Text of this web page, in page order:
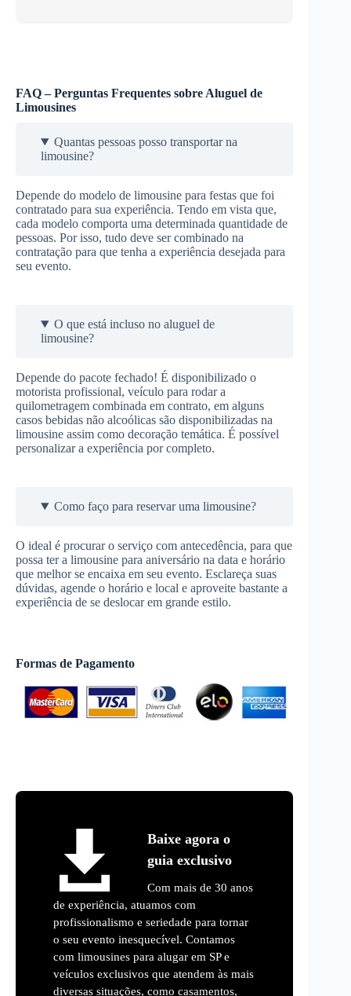
FAQ – Perguntas Frequentes sobre Aluguel de
Limousines
Quantas pessoas posso transportar na
limousine?
Depende do modelo de limousine para festas que foi
contratado para sua experiência. Tendo em vista que,
cada modelo comporta uma determinada quantidade de
pessoas. Por isso, tudo deve ser combinado na
contratação para que tenha a experiência desejada para
seu evento.
O que está incluso no aluguel de
limousine?
Depende do pacote fechado! É disponibilizado o
motorista profissional, veículo para rodar a
quilometragem combinada em contrato, em alguns
casos bebidas não alcoólicas são disponibilizadas na
limousine assim como decoração temática. É possível
personalizar a experiência por completo.
Como faço para reservar uma limousine?
O ideal é procurar o serviço com antecedência, para que
possa ter a limousine para aniversário na data e horário
que melhor se encaixa em seu evento. Esclareça suas
dúvidas, agende o horário e local e aproveite bastante a
experiência de se deslocar em grande estilo.
Formas de Pagamento
Baixe agora o
guia exclusivo
Com mais de 30 anos
de experiência, atuamos com
profissionalismo e seriedade para tornar
o seu evento inesquecível. Contamos
com limousines para alugar em SP e
veículos exclusivos que atendem às mais
diversas situações, como casamentos,